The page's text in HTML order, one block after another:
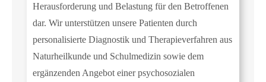
Herausforderung und Belastung für den Betroffenen
dar. Wir unterstützen unsere Patienten durch
personalisierte Diagnostik und Therapieverfahren aus
Naturheilkunde und Schulmedizin sowie dem
ergänzenden Angebot einer psychosozialen